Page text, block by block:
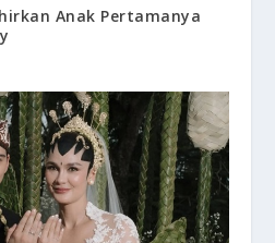
Anak Pertamanya